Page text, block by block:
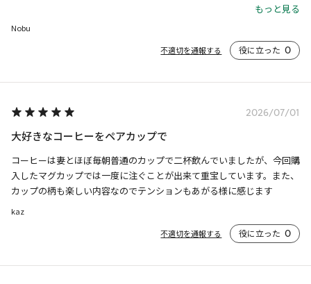
の縁が、厚いのかな？暑い季節は、アイスコーヒーは、ステンレスタン
ブラーで、冷たい保温専用で、美味しく飲める様に出来ているのかな？
カップのコーヒーの美味しさは、季節や気分や場所や人や会話によっ
もっと見る
Nobu
不適切を通報する 役に立った 0
2026/07/01
大好きなコーヒーをペアカップで
コーヒーは妻とほぼ毎朝普通のカップで二杯飲んでいましたが、今回購
入したマグカップでは一度に注ぐことが出来て重宝しています。また、
カップの柄も楽しい内容なのでテンションもあがる様に感じます
kaz
不適切を通報する 役に立った 0